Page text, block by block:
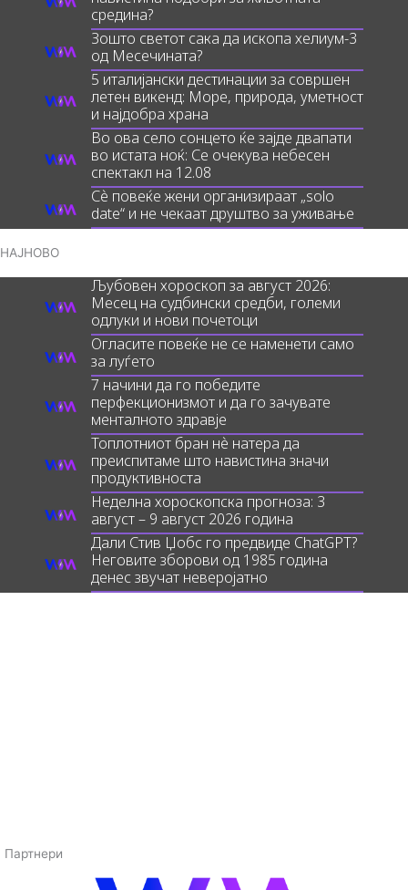
средина?
Зошто светот сака да ископа хелиум-3
од Месечината?
5 италијански дестинации за совршен
летен викенд: Море, природа, уметност
и најдобра храна
Во ова село сонцето ќе зајде двапати
во истата ноќ: Се очекува небесен
спектакл на 12.08
Сè повеќе жени организираат „solo
date“ и не чекаат друштво за уживање
НАЈНОВО
Љубовен хороскоп за август 2026:
Месец на судбински средби, големи
одлуки и нови почетоци
Огласите повеќе не се наменети само
за луѓето
7 начини да го победите
перфекционизмот и да го зачувате
менталното здравје
Топлотниот бран нè натера да
преиспитаме што навистина значи
продуктивноста
Неделна хороскопска прогноза: 3
август – 9 август 2026 година
Дали Стив Џобс го предвиде ChatGPT?
Неговите зборови од 1985 година
денес звучат неверојатно
Партнери